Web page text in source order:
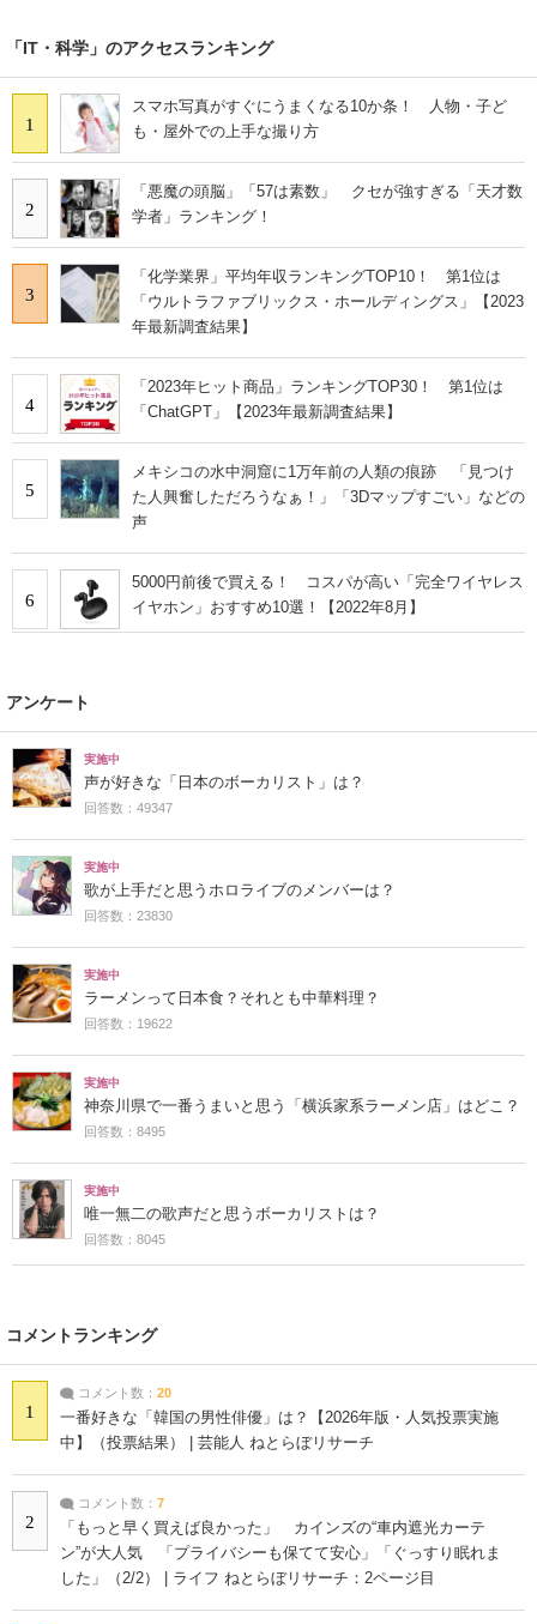
「IT・科学」のアクセスランキング
1
スマホ写真がすぐにうまくなる10か条！ 人物・子ど
も・屋外での上手な撮り方
2
「悪魔の頭脳」「57は素数」 クセが強すぎる「天才数
学者」ランキング！
3
「化学業界」平均年収ランキングTOP10！ 第1位は
「ウルトラファブリックス・ホールディングス」【2023
年最新調査結果】
4
「2023年ヒット商品」ランキングTOP30！ 第1位は
「ChatGPT」【2023年最新調査結果】
5
メキシコの水中洞窟に1万年前の人類の痕跡 「見つけ
た人興奮しただろうなぁ！」「3Dマップすごい」などの
声
6
5000円前後で買える！ コスパが高い「完全ワイヤレス
イヤホン」おすすめ10選！【2022年8月】
アンケート
実施中
声が好きな「日本のボーカリスト」は？
回答数：49347
実施中
歌が上手だと思うホロライブのメンバーは？
回答数：23830
実施中
ラーメンって日本食？それとも中華料理？
回答数：19622
実施中
神奈川県で一番うまいと思う「横浜家系ラーメン店」はどこ？
回答数：8495
実施中
唯一無二の歌声だと思うボーカリストは？
回答数：8045
コメントランキング
1
コメント数： 20
一番好きな「韓国の男性俳優」は？【2026年版・人気投票実施
中】（投票結果） | 芸能人 ねとらぼリサーチ
2
コメント数： 7
「もっと早く買えば良かった」 カインズの“車内遮光カーテ
ン”が大人気 「プライバシーも保てて安心」「ぐっすり眠れま
した」（2/2） | ライフ ねとらぼリサーチ：2ページ目